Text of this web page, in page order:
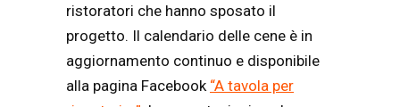
ristoratori che hanno sposato il
progetto. Il calendario delle cene è in
aggiornamento continuo e disponibile
alla pagina Facebook “A tavola per